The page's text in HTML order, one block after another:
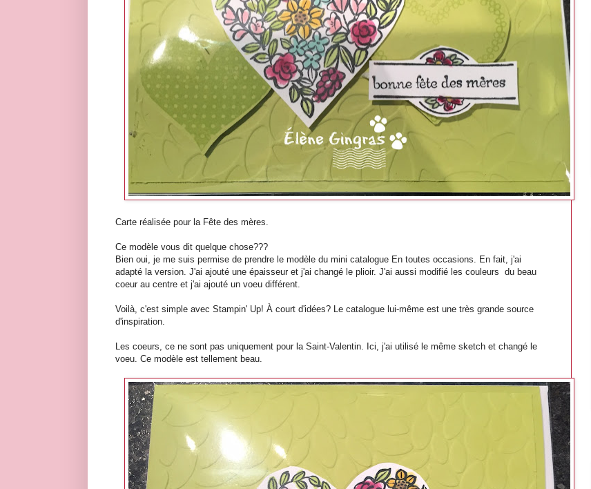
Carte réalisée pour la Fête des mères.
Ce modèle vous dit quelque chose???
Bien oui, je me suis permise de prendre le modèle du mini catalogue En toutes occasions. En fait, j'ai
adapté la version. J'ai ajouté une épaisseur et j'ai changé le plioir. J'ai aussi modifié les couleurs du beau
coeur au centre et j'ai ajouté un voeu différent.
Voilà, c'est simple avec Stampin' Up! À court d'idées? Le catalogue lui-même est une très grande source
d'inspiration.
Les coeurs, ce ne sont pas uniquement pour la Saint-Valentin. Ici, j'ai utilisé le même sketch et changé le
voeu. Ce modèle est tellement beau.